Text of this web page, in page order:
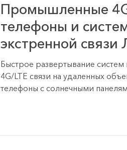
Промышленные
телефоны и
экстренной связи
Быстрое развертывание
4G/LTE связи на удаленных
телефоны с солнечными